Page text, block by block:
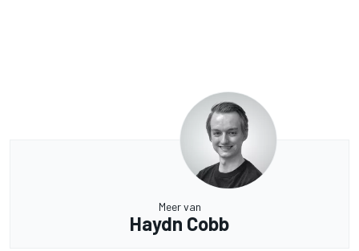
Meer van
Haydn Cobb